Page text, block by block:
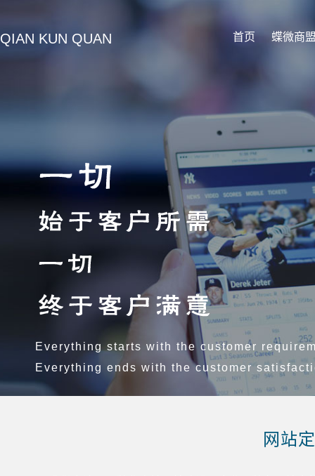
QIAN KUN QUAN 首页 蝶微商
Everything starts with the customer
Everything ends with the customer
网站
我们专注于品牌化高端网站建设，
我们专注
端的优质